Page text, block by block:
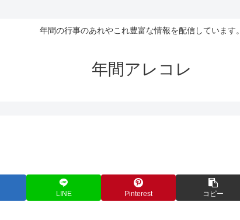
年間の行事のあれやこれ豊富な情報を配信しています。
年間アレコレ
LINE Pinterest コピー